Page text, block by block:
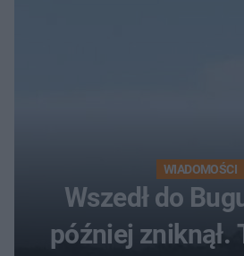
WIADOMOŚCI
Wszedł do
później zniknął.